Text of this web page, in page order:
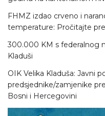
FHMZ izdao crveno i
temperature: Pročitajte
300.000 KM s federalnog
Kladuši
OIK Velika Kladuša: Javni
predsjednike/zamjenike
Bosni i Hercegovini